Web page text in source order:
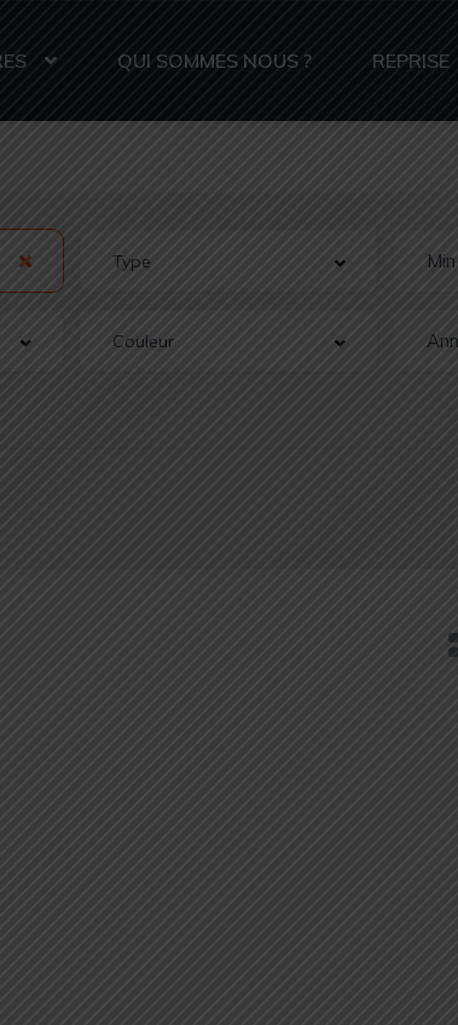
QUI SOMMES NOUS ? REPRISE